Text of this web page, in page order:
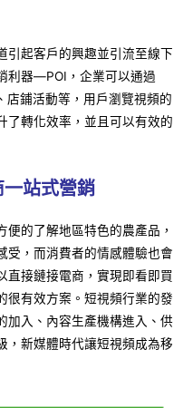
引起客戶的興趣並引流至線下
利器—POI，企業可以通過
店鋪活動等，用戶瀏覽視頻的
了轉化效率，並且可以有效的
站式營銷
的了解地區特色的農產品，
受，而消費者的情感體驗也會
直接鏈接電商，實現即看即買
很有效方案。短視頻行業的發
加入、內容生產機構進入、供
，新媒體時代讓短視頻成為移